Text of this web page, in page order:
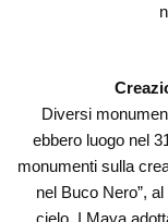
Diversi
ebbero luogo nel
monumenti sulla
nel Buco Nero”, al